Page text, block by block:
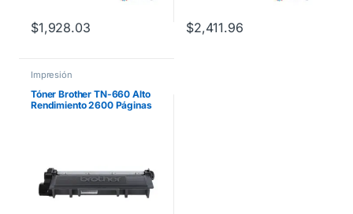
$1,928.03 $2,411.96
Impresión
Tóner Brother TN-660 Alto
Rendimiento 2600 Páginas